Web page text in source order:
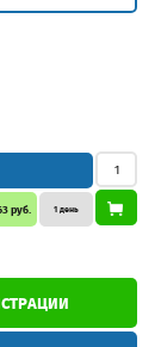
руб. 1 день